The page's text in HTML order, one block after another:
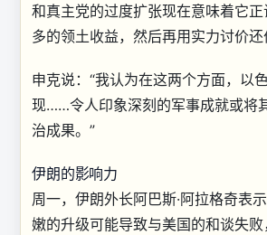
和真主党的过度扩张现在意味着它
多的领土收益，然后再用实力讨价还
申克说：“我认为在这两个方面，以
现……令人印象深刻的军事成就或将
治成果。”
伊朗的影响力
周一，伊朗外长阿巴斯·阿拉格奇表
嫩的升级可能导致与美国的和谈失